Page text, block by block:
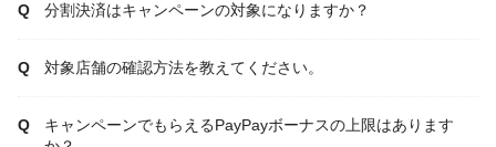
分割決済はキャンペーンの対象になりますか？
対象店舗の確認方法を教えてください。
キャンペーンでもらえるPayPayボーナスの上限はあります